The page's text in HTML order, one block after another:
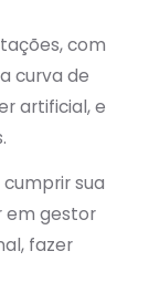
com
curva de
artificial, e
sua
em gestor
fazer